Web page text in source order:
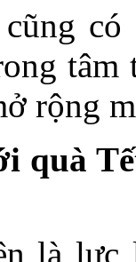
rộng
quà
là lực